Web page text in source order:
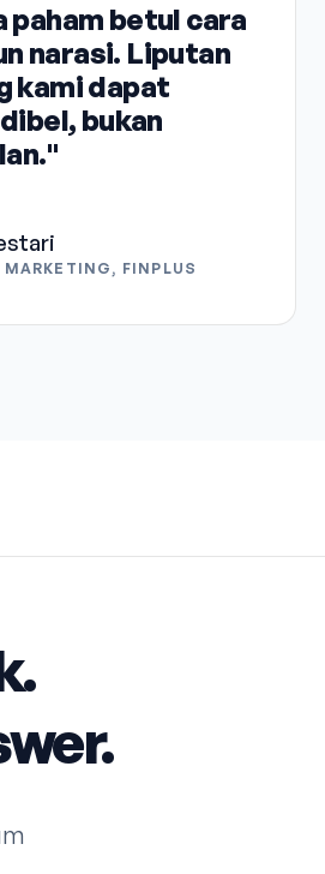
paham betul cara
narasi. Liputan
kami dapat
bukan
MARKETING, FINPLUS